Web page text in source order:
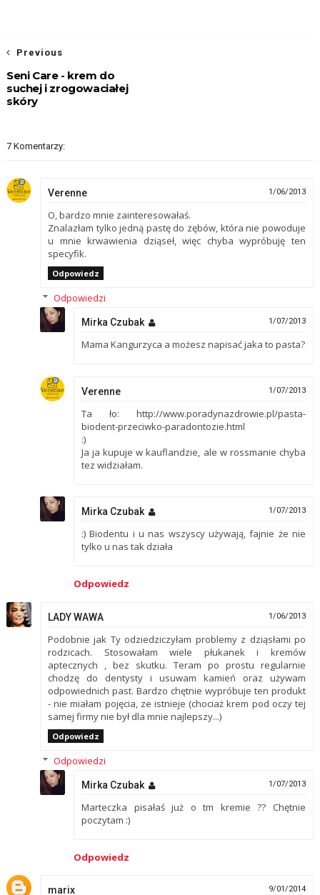
Previous
Seni Care - krem do
suchej i zrogowaciałej
skóry
7 Komentarzy:
Verenne 1/06/2013
O, bardzo mnie zainteresowałaś.
Znalazłam tylko jedną pastę do zębów, która nie powoduje
u mnie krwawienia dziąseł, więc chyba wypróbuję ten
specyfik.
Odpowiedz
Odpowiedzi
Mirka Czubak 1/07/2013
Mama Kangurzyca a możesz napisać jaka to pasta?
Verenne 1/07/2013
Ta ło: http://www.poradynazdrowie.pl/pasta-
biodent-przeciwko-paradontozie.html
:)
Ja ja kupuje w kauflandzie, ale w rossmanie chyba
tez widziałam.
Mirka Czubak 1/07/2013
:) Biodentu i u nas wszyscy używają, fajnie że nie
tylko u nas tak działa
Odpowiedz
LADY WAWA 1/06/2013
Podobnie jak Ty odziedziczyłam problemy z dziąsłami po
rodzicach. Stosowałam wiele płukanek i kremów
aptecznych , bez skutku. Teram po prostu regularnie
chodzę do dentysty i usuwam kamień oraz używam
odpowiednich past. Bardzo chętnie wypróbuje ten produkt
- nie miałam pojęcia, ze istnieje (chociaż krem pod oczy tej
samej firmy nie był dla mnie najlepszy...)
Odpowiedz
Odpowiedzi
Mirka Czubak 1/07/2013
Marteczka pisałaś już o tm kremie ?? Chętnie
poczytam :)
Odpowiedz
marix 9/01/2014